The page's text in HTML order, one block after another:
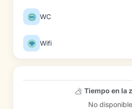
WC
Wifi
Tiempo en la
No disponible